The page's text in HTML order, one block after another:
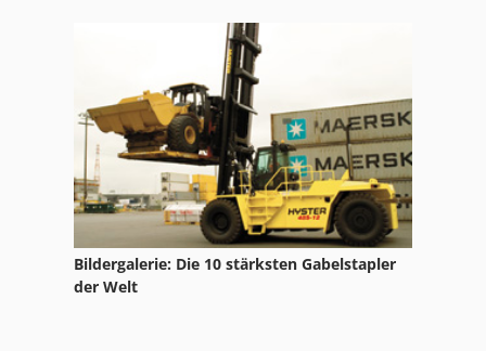
Bildergalerie: Die 10 stärksten Gabelstapler
der Welt